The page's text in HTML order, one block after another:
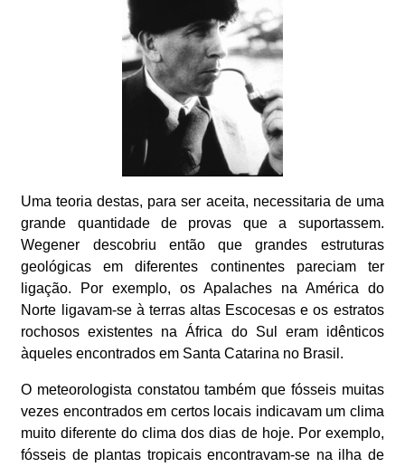
Uma teoria destas, para ser aceita, necessitaria de uma
grande quantidade de provas que a suportassem.
Wegener descobriu então que grandes estruturas
geológicas em diferentes continentes pareciam ter
ligação. Por exemplo, os Apalaches na América do
Norte ligavam-se à terras altas Escocesas e os estratos
rochosos existentes na África do Sul eram idênticos
àqueles encontrados em Santa Catarina no Brasil.
O meteorologista constatou também que fósseis muitas
vezes encontrados em certos locais indicavam um clima
muito diferente do clima dos dias de hoje. Por exemplo,
fósseis de plantas tropicais encontravam-se na ilha de